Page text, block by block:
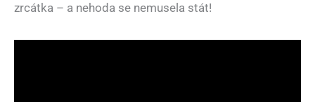
zrcátka – a nehoda se nemusela stát!